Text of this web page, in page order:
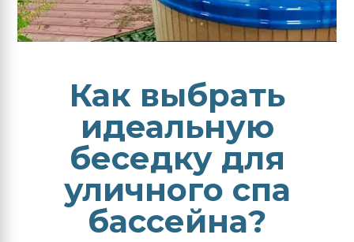
Как выбрать
идеальную
беседку для
уличного спа
бассейна?